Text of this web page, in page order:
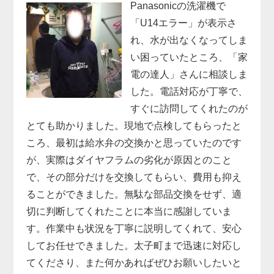
Panasonicの洗濯機で
「U14エラー」が表示さ
れ、水が出なくなってしま
い困っていたところ、「家
電の達人」さんに相談しま
した。電話対応が丁寧で、
すぐに訪問してくれたのが
とても助かりました。現地で点検してもらったと
ころ、最初は給水弁の交換かと思っていたのです
が、実際はダイヤフラムの劣化が原因とのこと
で、その部分だけを交換してもらい、費用も抑え
ることができました。無駄な部品交換をせず、適
切に判断してくれたことに本当に感謝していま
す。作業中も状況を丁寧に説明してくれて、安心
してお任せできました。太子町まで迅速に対応し
てくださり、また何かあればぜひお願いしたいと